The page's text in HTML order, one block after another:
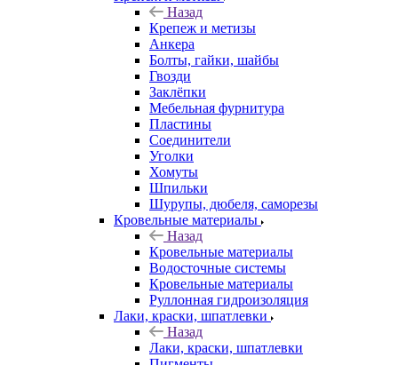
Назад
Крепеж и метизы
Анкера
Болты, гайки, шайбы
Гвозди
Заклёпки
Мебельная фурнитура
Пластины
Соединители
Уголки
Хомуты
Шпильки
Шурупы, дюбеля, саморезы
Кровельные материалы
Назад
Кровельные материалы
Водосточные системы
Кровельные материалы
Руллонная гидроизоляция
Лаки, краски, шпатлевки
Назад
Лаки, краски, шпатлевки